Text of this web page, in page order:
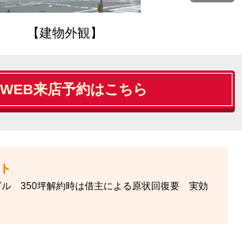
【建物外観】
WEB来店予約はこちら
ル 350坪解約時は借主による原状回復要 実効